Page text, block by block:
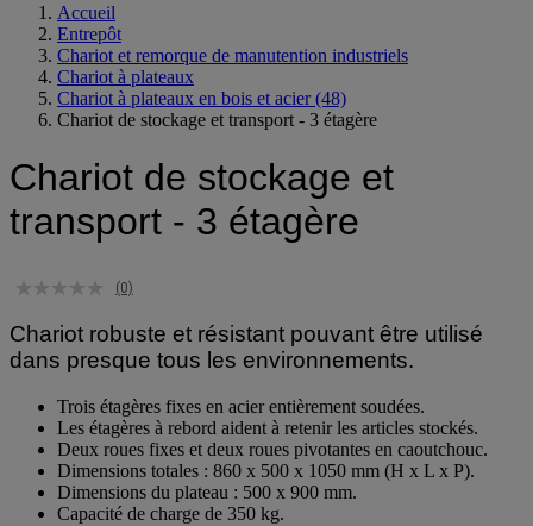
Accueil
Entrepôt
Chariot et remorque de manutention industriels
Chariot à plateaux
Chariot à plateaux en bois et acier (48)
Chariot de stockage et transport - 3 étagère
Chariot de stockage et
transport - 3 étagère
(0)
Chariot robuste et résistant pouvant être utilisé
dans presque tous les environnements.
Trois étagères fixes en acier entièrement soudées.
Les étagères à rebord aident à retenir les articles stockés.
Deux roues fixes et deux roues pivotantes en caoutchouc.
Dimensions totales : 860 x 500 x 1050 mm (H x L x P).
Dimensions du plateau : 500 x 900 mm.
Capacité de charge de 350 kg.